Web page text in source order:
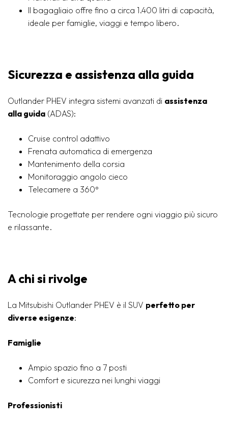
Il bagagliaio offre fino a circa 1.400 litri di capacità,
ideale per famiglie, viaggi e tempo libero.
Sicurezza e assistenza alla guida
Outlander PHEV integra sistemi avanzati di assistenza
alla guida (ADAS):
Cruise control adattivo
Frenata automatica di emergenza
Mantenimento della corsia
Monitoraggio angolo cieco
Telecamere a 360°
Tecnologie progettate per rendere ogni viaggio più sicuro
e rilassante.
A chi si rivolge
La Mitsubishi Outlander PHEV è il SUV perfetto per
diverse esigenze:
Famiglie
Ampio spazio fino a 7 posti
Comfort e sicurezza nei lunghi viaggi
Professionisti